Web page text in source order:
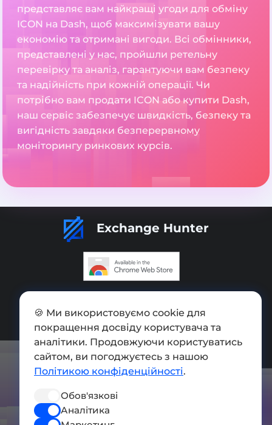
представляє вам найкращі угоди для обміну
ICON на Dash, щоб максимізувати вашу
економію та отримані вигоди. Всі обмінники,
представлені у нас, пройшли ретельну
перевірку та аналіз, гарантуючи вам безпеку
та надійність при кожній операції. Чи
потрібно вам продати ICON або купити Dash,
наш сервіс забезпечує швидкість, безпеку та
вигідність завдяки безперервному
моніторингу ринкових курсів.
Exchange Hunter
Мапа сайту
Press kit
Умови використання
СОЦ. МЕРЕЖІ
🍪 Ми використовуємо cookie для
покращення досвіду користувача та
аналітики. Продовжуючи користуватись
сайтом, ви погоджуєтесь з нашою
Політикою конфіденційності.
Обов'язкові
Аналітика